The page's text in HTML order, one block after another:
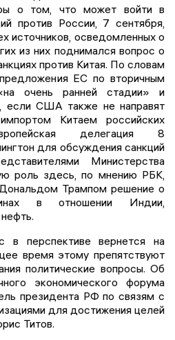
о том, что может войти в
против России, 7 сентября,
источников, осведомленных о
из них поднимался вопрос о
против Китая. По словам
ЕС по вторичным
очень ранней стадии» и
если США также не направят
Китаем российских
делегация 8
для обсуждения санкций
Министерства
роль здесь, по мнению РБК,
Трампом решение о
в отношении Индии,
в перспективе вернется на
время этому препятствуют
политические вопросы. Об
экономического форума
президента РФ по связям с
для достижения целей
Титов.